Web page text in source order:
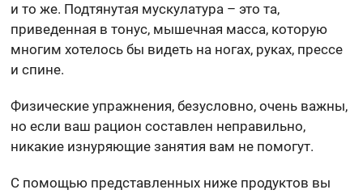
и то же. Подтянутая мускулатура – это та,
приведенная в тонус, мышечная масса, которую
многим хотелось бы видеть на ногах, руках, прессе
и спине.
Физические упражнения, безусловно, очень важны,
но если ваш рацион составлен неправильно,
никакие изнуряющие занятия вам не помогут.
С помощью представленных ниже продуктов вы